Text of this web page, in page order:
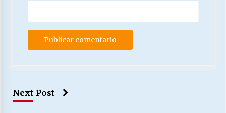
Next Post